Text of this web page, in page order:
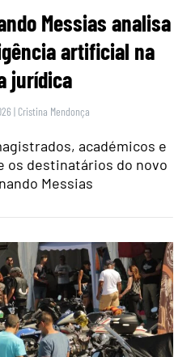
Messias analisa
artificial na
jurídica
| Cristina Mendonça
académicos e
os destinatários do novo
Messias